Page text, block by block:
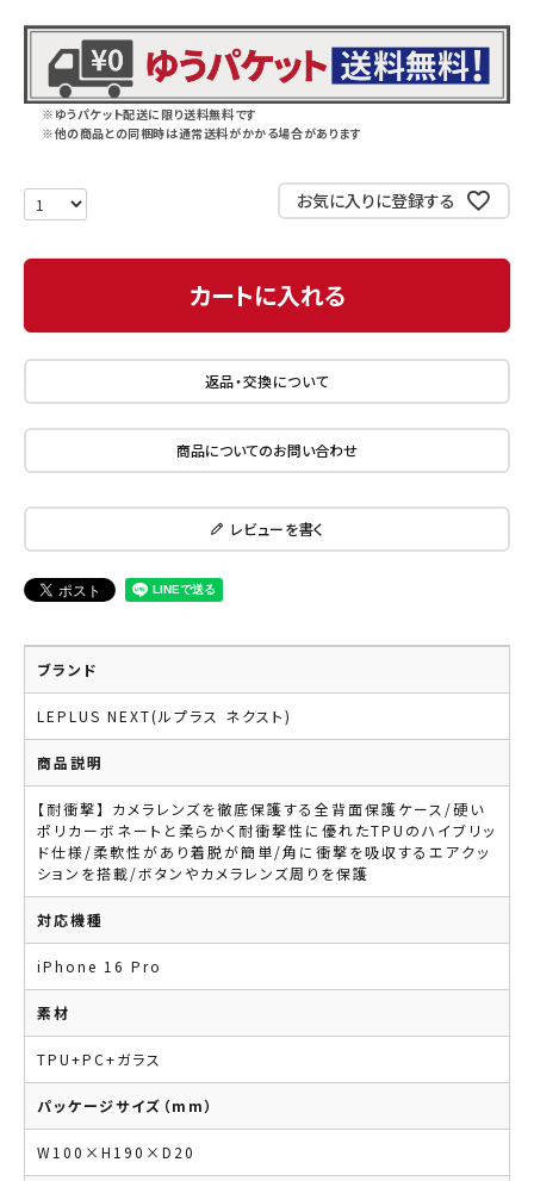
※ゆうパケット配送に限り送料無料です
※他の商品との同梱時は通常送料がかかる場合があります
お気に入りに登録する
カートに入れる
返品・交換について
商品についてのお問い合わせ
レビューを書く
ブランド
LEPLUS NEXT(ルプラス ネクスト)
商品説明
【耐衝撃】 カメラレンズを徹底保護する全背面保護ケース/硬い
ポリカーボネートと柔らかく耐衝撃性に優れたTPUのハイブリッ
ド仕様/柔軟性があり着脱が簡単/角に衝撃を吸収するエアクッ
ションを搭載/ボタンやカメラレンズ周りを保護
対応機種
iPhone 16 Pro
素材
TPU+PC+ガラス
パッケージサイズ（mm）
W100×H190×D20